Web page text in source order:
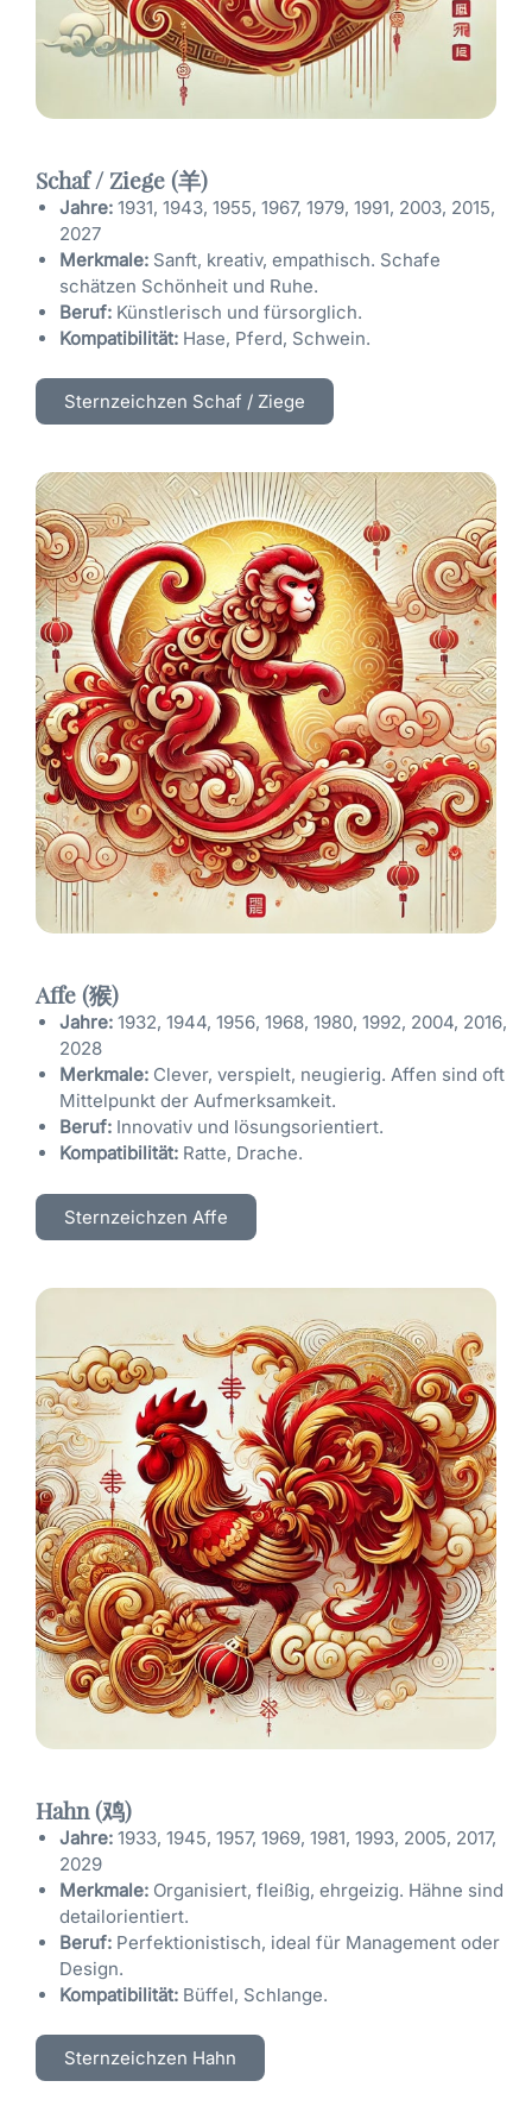
Schaf / Ziege (羊)
Jahre: 1931, 1943, 1955, 1967, 1979, 1991, 2003, 2015,
2027
Merkmale: Sanft, kreativ, empathisch. Schafe
schätzen Schönheit und Ruhe.
Beruf: Künstlerisch und fürsorglich.
Kompatibilität: Hase, Pferd, Schwein.
Sternzeichzen Schaf / Ziege
Affe (猴)
Jahre: 1932, 1944, 1956, 1968, 1980, 1992, 2004, 2016,
2028
Merkmale: Clever, verspielt, neugierig. Affen sind oft
Mittelpunkt der Aufmerksamkeit.
Beruf: Innovativ und lösungsorientiert.
Kompatibilität: Ratte, Drache.
Sternzeichzen Affe
Hahn (鸡)
Jahre: 1933, 1945, 1957, 1969, 1981, 1993, 2005, 2017,
2029
Merkmale: Organisiert, fleißig, ehrgeizig. Hähne sind
detailorientiert.
Beruf: Perfektionistisch, ideal für Management oder
Design.
Kompatibilität: Büffel, Schlange.
Sternzeichzen Hahn